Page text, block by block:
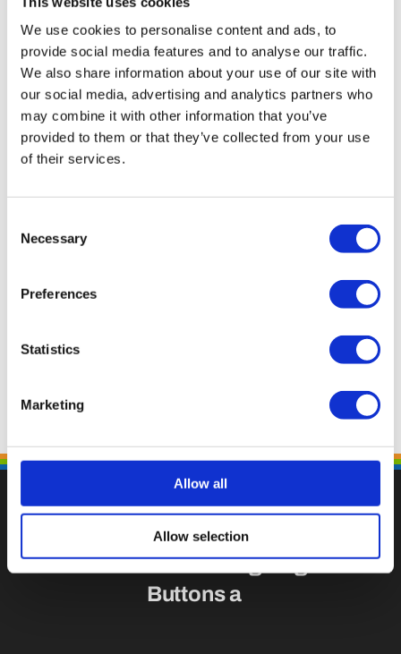
We use cookies to personalise content and ads, to
provide social media features and to analyse our traffic.
We also share information about your use of our site with
our social media, advertising and analytics partners who
may combine it with other information that you’ve
provided to them or that they’ve collected from your use
of their services.
Selection
Necessary
Preferences
Statistics
Marketing
Allow all
Allow selection
Qualität, niedrigster Preis, schnelle
Lieferung
Vianen Trading ist der Spezialist für
Wissen über Buttons, Schlüsselanhänger, Pins
erfolgreich an Privatpersonen, Sportvereine,
Verbände und Unternehmen. Wir zeichnen uns
durch höchste Qualität, den niedrigsten Preis
Fallen Sie mit einzigartigen